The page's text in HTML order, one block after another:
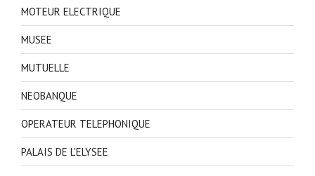
MOTEUR ELECTRIQUE
MUSEE
MUTUELLE
NEOBANQUE
OPERATEUR TELEPHONIQUE
PALAIS DE L'ELYSEE